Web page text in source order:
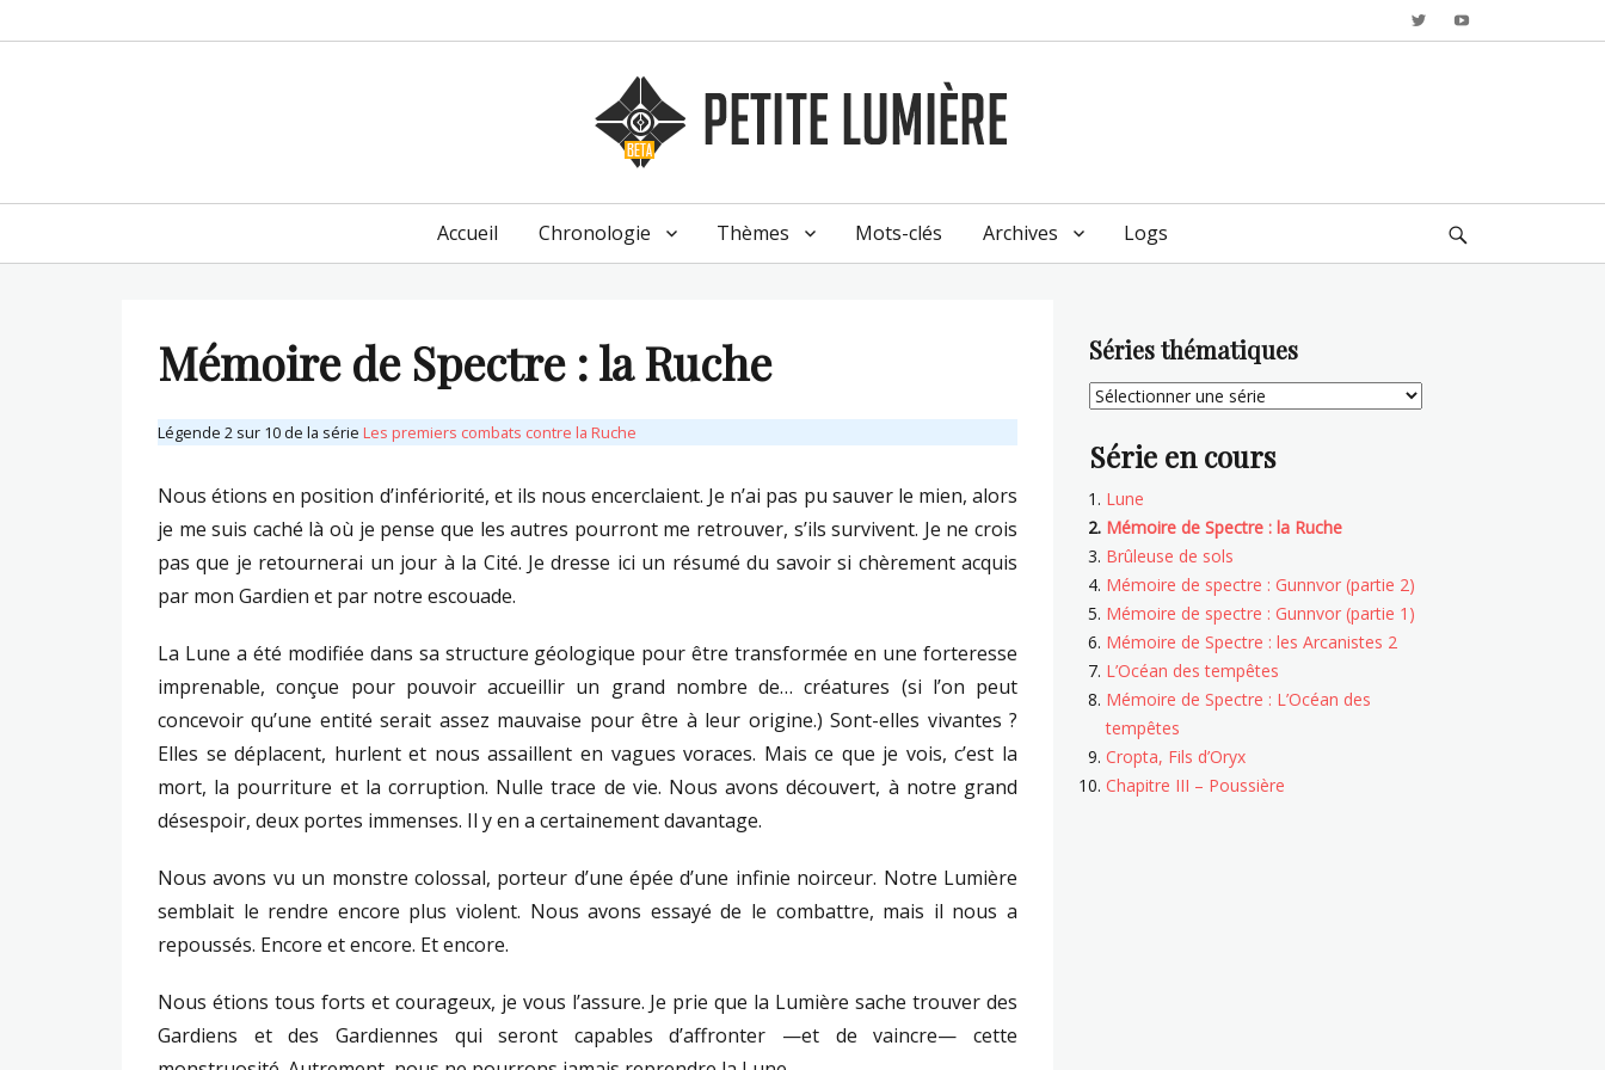
Twitter
menu
Accueil Chronologie Thèmes Mots-clés Archives Logs
Mémoire de Spectre : la Ruche
Légende 2 sur 10 de la série Les premiers combats contre la Ruche
Nous étions en position d’infériorité, et ils nous encerclaient. Je n’ai pas pu sauver le mien, alors
je me suis caché là où je pense que les autres pourront me retrouver, s’ils survivent. Je ne crois
pas que je retournerai un jour à la Cité. Je dresse ici un résumé du savoir si chèrement acquis
par mon Gardien et par notre escouade.
La Lune a été modifiée dans sa structure géologique pour être transformée en une forteresse
imprenable, conçue pour pouvoir accueillir un grand nombre de… créatures (si l’on peut
concevoir qu’une entité serait assez mauvaise pour être à leur origine.) Sont-elles vivantes ?
Elles se déplacent, hurlent et nous assaillent en vagues voraces. Mais ce que je vois, c’est la
mort, la pourriture et la corruption. Nulle trace de vie. Nous avons découvert, à notre grand
désespoir, deux portes immenses. Il y en a certainement davantage.
Nous avons vu un monstre colossal, porteur d’une épée d’une infinie noirceur. Notre Lumière
semblait le rendre encore plus violent. Nous avons essayé de le combattre, mais il nous a
repoussés. Encore et encore. Et encore.
Nous étions tous forts et courageux, je vous l’assure. Je prie que la Lumière sache trouver des
Gardiens et des Gardiennes qui seront capables d’affronter —et de vaincre— cette
Séries thématiques
Série en cours
Lune
Mémoire de Spectre : la Ruche
Brûleuse de sols
Mémoire de spectre : Gunnvor (partie 2)
Mémoire de spectre : Gunnvor (partie 1)
Mémoire de Spectre : les Arcanistes 2
L’Océan des tempêtes
Mémoire de Spectre : L’Océan des
tempêtes
Cropta, Fils d’Oryx
Chapitre III – Poussière